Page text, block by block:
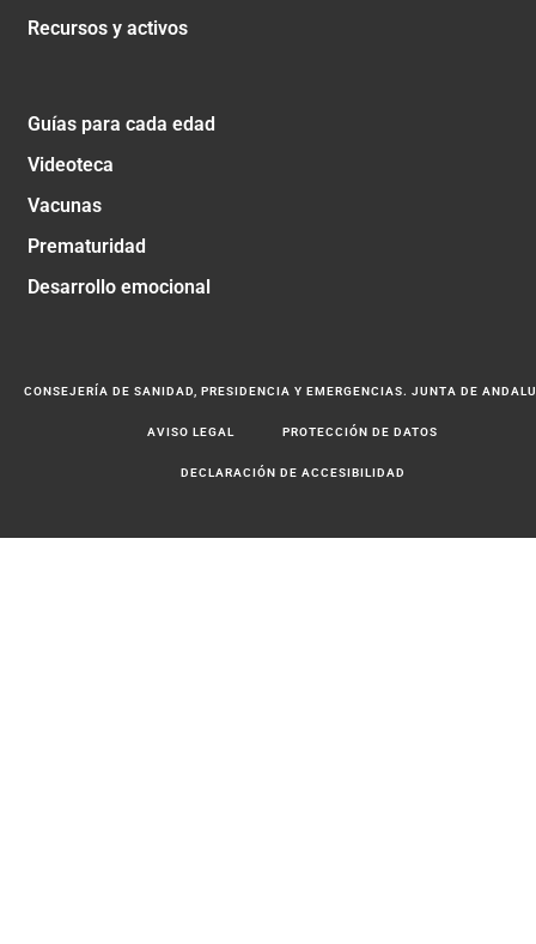
Recursos y activos
Guías para cada edad
Videoteca
Vacunas
Prematuridad
Desarrollo emocional
CONSEJERÍA DE SANIDAD, PRESIDENCIA Y EMERGENCIAS. JUNTA DE
AVISO LEGAL PROTECCIÓN DE DATOS
DECLARACIÓN DE ACCESIBILIDAD